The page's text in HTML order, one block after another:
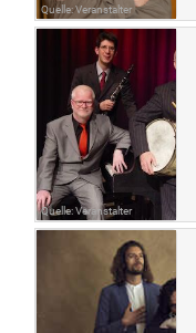
Quelle: Veranstalter
Quelle: Veranstalter